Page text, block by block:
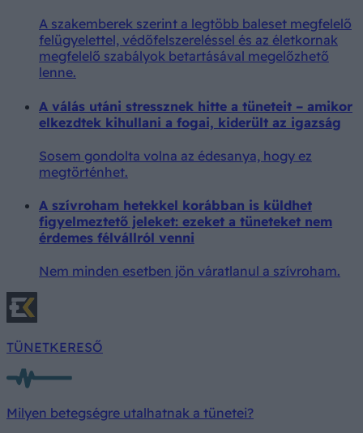
A szakemberek szerint a legtöbb baleset megfelelő
felügyelettel, védőfelszereléssel és az életkornak
megfelelő szabályok betartásával megelőzhető
lenne.
A válás utáni stressznek hitte a tüneteit – amikor
elkezdtek kihullani a fogai, kiderült az igazság
Sosem gondolta volna az édesanya, hogy ez
megtörténhet.
A szívroham hetekkel korábban is küldhet
figyelmeztető jeleket: ezeket a tüneteket nem
érdemes félvállról venni
Nem minden esetben jön váratlanul a szívroham.
TÜNETKERESŐ
Milyen betegségre utalhatnak a tünetei?